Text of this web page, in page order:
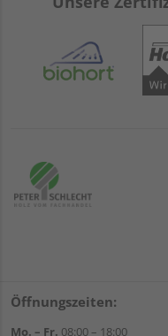
Öffnungszeiten:
Mo. – Fr. 08:00 – 18:00